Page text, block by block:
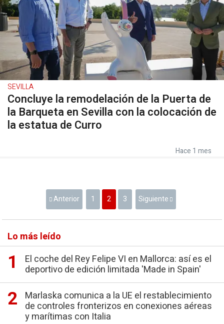
SEVILLA
Concluye la remodelación de la Puerta de
la Barqueta en Sevilla con la colocación de
la estatua de Curro
Hace 1 mes
Anterior 1 2 3 Siguiente
Lo más leído
El coche del Rey Felipe VI en Mallorca: así es el
deportivo de edición limitada 'Made in Spain'
Marlaska comunica a la UE el restablecimiento
de controles fronterizos en conexiones aéreas
y marítimas con Italia